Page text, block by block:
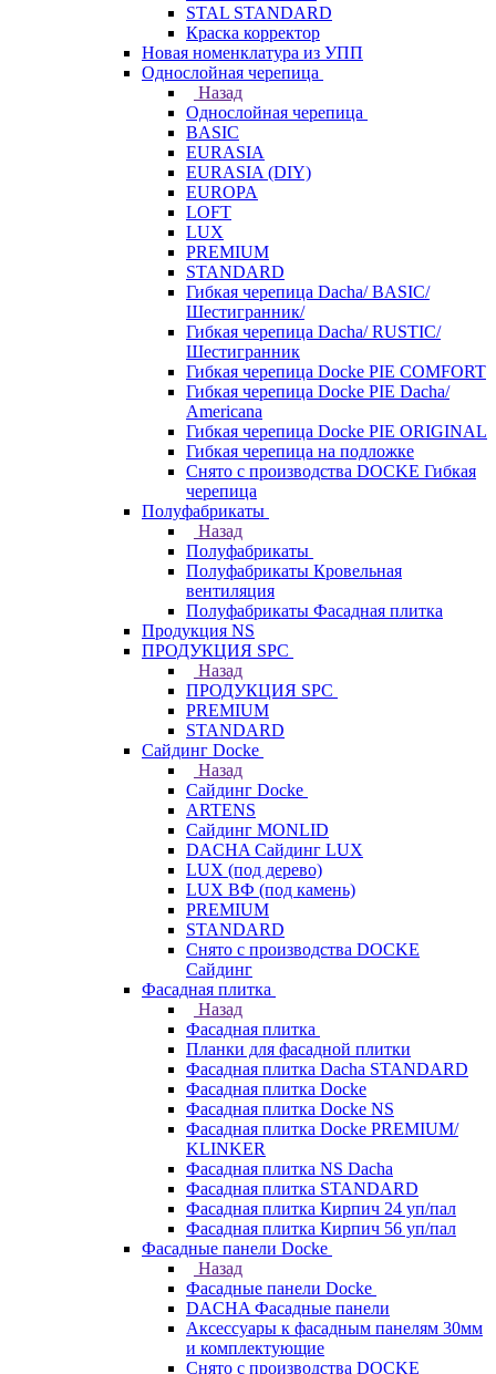
STAL STANDARD
Краска корректор
Новая номенклатура из УПП
Однослойная черепица
Назад
Однослойная черепица
BASIC
EURASIA
EURASIA (DIY)
EUROPA
LOFT
LUX
PREMIUM
STANDARD
Гибкая черепица Dacha/ BASIC/
Шестигранник/
Гибкая черепица Dacha/ RUSTIC/
Шестигранник
Гибкая черепица Docke PIE COMFORT
Гибкая черепица Docke PIE Dacha/
Americana
Гибкая черепица Docke PIE ОRIGINАL
Гибкая черепица на подложке
Снято с производства DOCKE Гибкая
черепица
Полуфабрикаты
Назад
Полуфабрикаты
Полуфабрикаты Кровельная
вентиляция
Полуфабрикаты Фасадная плитка
Продукция NS
ПРОДУКЦИЯ SPC
Назад
ПРОДУКЦИЯ SPC
PREMIUM
STANDARD
Сайдинг Docke
Назад
Сайдинг Docke
ARTENS
Cайдинг MONLID
DACHA Сайдинг LUX
LUX (под дерево)
LUX ВФ (под камень)
PREMIUM
STANDARD
Снято с производства DOCKE
Сайдинг
Фасадная плитка
Назад
Фасадная плитка
Планки для фасадной плитки
Фасадная плитка Dacha STANDARD
Фасадная плитка Docke
Фасадная плитка Docke NS
Фасадная плитка Docke PREMIUM/
KLINKER
Фасадная плитка NS Dacha
Фасадная плитка STANDARD
Фасадная плитка Кирпич 24 уп/пал
Фасадная плитка Кирпич 56 уп/пал
Фасадные панели Docke
Назад
Фасадные панели Docke
DACHA Фасадные панели
Аксессуары к фасадным панелям 30мм
и комплектующие
Снято с производства DOCKE